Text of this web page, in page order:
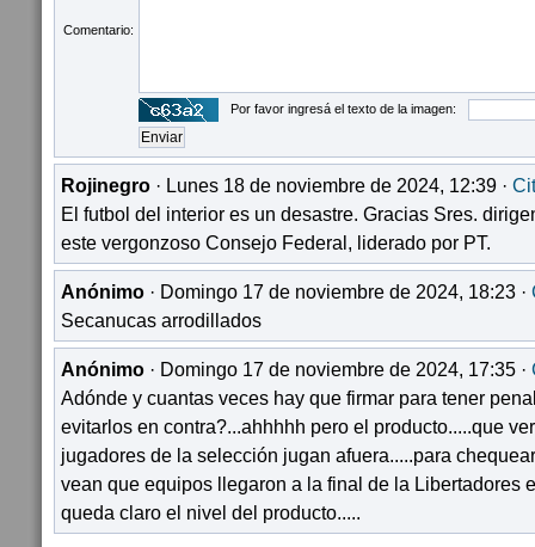
Comentario:
Por favor ingresá el texto de la imagen:
Rojinegro · Lunes 18 de noviembre de 2024, 12:39 ·
El futbol del interior es un desastre. Gracias Sres.
este vergonzoso Consejo Federal, liderado por PT.
Anónimo · Domingo 17 de noviembre de 2024, 18:23 ·
Secanucas arrodillados
Anónimo · Domingo 17 de noviembre de 2024, 17:35 ·
Adónde y cuantas veces hay que firmar para tener
evitarlos en contra?...ahhhhh pero el producto.....que
jugadores de la selección jugan afuera.....para
vean que equipos llegaron a la final de la Libertadores
queda claro el nivel del producto.....